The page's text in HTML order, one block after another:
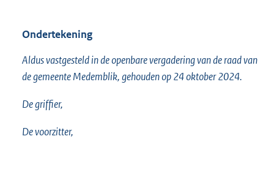
Ondertekening
Aldus vastgesteld in de openbare vergadering van de raad van
de gemeente Medemblik, gehouden op 24 oktober 2024.
De griffier,
De voorzitter,